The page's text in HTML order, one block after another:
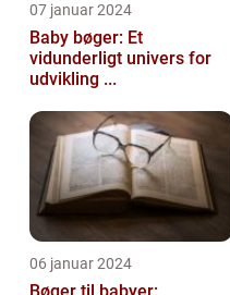
07 januar 2024
Baby bøger: Et
vidunderligt univers for
udvikling ...
06 januar 2024